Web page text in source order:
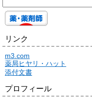
リンク
m3.com
薬局ヒヤリ・ハット
添付文書
プロフィール